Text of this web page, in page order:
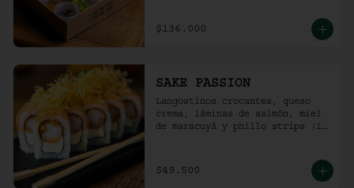
$136.000
SAKE PASSION
Langostinos crocantes, queso
crema, láminas de salmón, miel
de maracuyá y phillo strips (10
$49.500